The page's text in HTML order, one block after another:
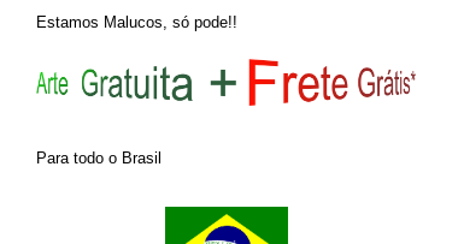
Estamos Malucos, só pode!!
Para todo o Brasil